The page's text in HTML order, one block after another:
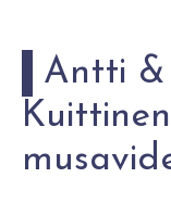
Antti &